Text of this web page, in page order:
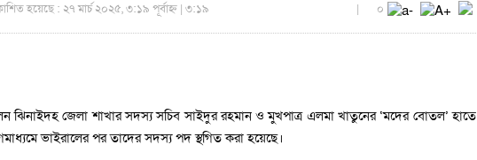
হয়েছে : ২৭ মার্চ ২০২৫, ৩:১৯ পূর্বাহ্ন | ৩:১৯
| ০
ঝিনাইদহ জেলা শাখার সদস্য সচিব সাইদুর রহমান ও মুখপাত্র এলমা খাতুনের ‘মদের বোতল’ হাতে
ভাইরালের পর তাদের সদস্য পদ স্থগিত করা হয়েছে।